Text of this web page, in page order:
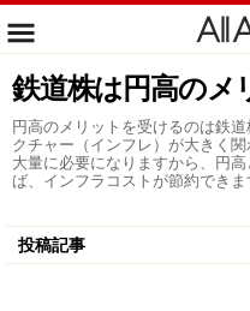
鉄道株は円高のメ
円高のメリットを受けるのは鉄
クチャー（インフレ）が大きく
大量に必要になりますから、円
ば、インフラコストが節約できま
投稿記事